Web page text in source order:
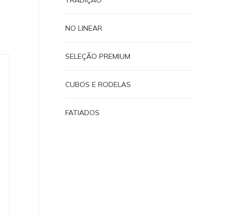
NO LINEAR
SELEÇÃO PREMIUM
CUBOS E RODELAS
FATIADOS